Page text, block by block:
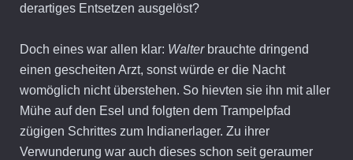
derartiges Entsetzen ausgelöst?
Doch eines war allen klar: Walterbrauchte dringend
einen gescheiten Arzt, sonst würde er die Nacht
womöglich nicht überstehen. So hievten sie ihn mit aller
Mühe auf den Esel und folgten dem Trampelpfad
zügigen Schrittes zum Indianerlager. Zu ihrer
Verwunderung war auch dieses schon seit geraumer